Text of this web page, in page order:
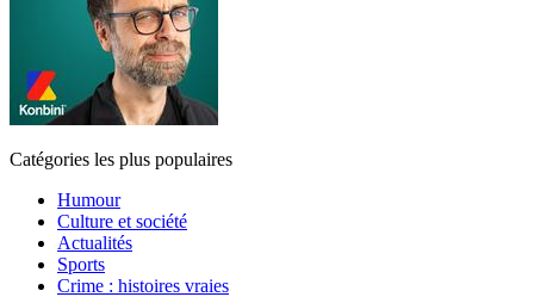
Catégories les plus populaires
Humour
Culture et société
Actualités
Sports
Crime : histoires vraies